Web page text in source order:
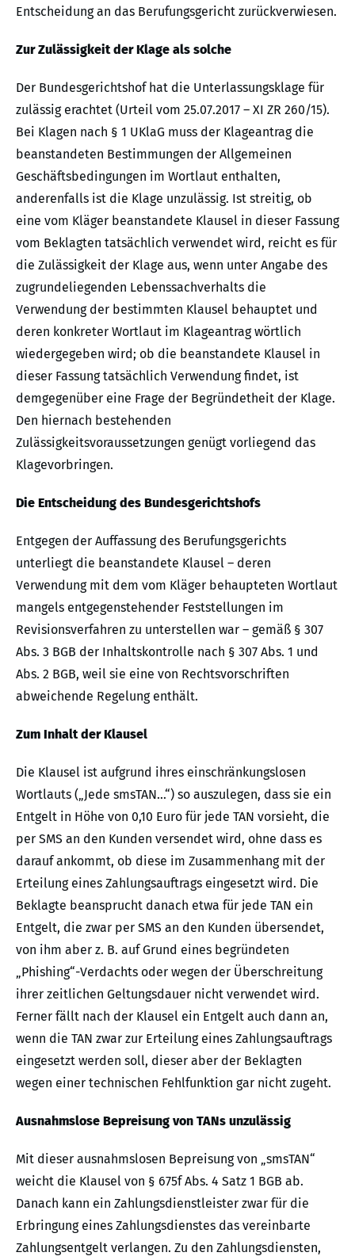
Entscheidung an das Berufungsgericht zurückverwiesen.
Zur Zulässigkeit der Klage als solche
Der Bundesgerichtshof hat die Unterlassungsklage für
zulässig erachtet (Urteil vom 25.07.2017 – XI ZR 260/15).
Bei Klagen nach § 1 UKlaG muss der Klageantrag die
beanstandeten Bestimmungen der Allgemeinen
Geschäftsbedingungen im Wortlaut enthalten,
anderenfalls ist die Klage unzulässig. Ist streitig, ob
eine vom Kläger beanstandete Klausel in dieser Fassung
vom Beklagten tatsächlich verwendet wird, reicht es für
die Zulässigkeit der Klage aus, wenn unter Angabe des
zugrundeliegenden Lebenssachverhalts die
Verwendung der bestimmten Klausel behauptet und
deren konkreter Wortlaut im Klageantrag wörtlich
wiedergegeben wird; ob die beanstandete Klausel in
dieser Fassung tatsächlich Verwendung findet, ist
demgegenüber eine Frage der Begründetheit der Klage.
Den hiernach bestehenden
Zulässigkeitsvoraussetzungen genügt vorliegend das
Klagevorbringen.
Die Entscheidung des Bundesgerichtshofs
Entgegen der Auffassung des Berufungsgerichts
unterliegt die beanstandete Klausel – deren
Verwendung mit dem vom Kläger behaupteten Wortlaut
mangels entgegenstehender Feststellungen im
Revisionsverfahren zu unterstellen war – gemäß § 307
Abs. 3 BGB der Inhaltskontrolle nach § 307 Abs. 1 und
Abs. 2 BGB, weil sie eine von Rechtsvorschriften
abweichende Regelung enthält.
Zum Inhalt der Klausel
Die Klausel ist aufgrund ihres einschränkungslosen
Wortlauts („Jede smsTAN…“) so auszulegen, dass sie ein
Entgelt in Höhe von 0,10 Euro für jede TAN vorsieht, die
per SMS an den Kunden versendet wird, ohne dass es
darauf ankommt, ob diese im Zusammenhang mit der
Erteilung eines Zahlungsauftrags eingesetzt wird. Die
Beklagte beansprucht danach etwa für jede TAN ein
Entgelt, die zwar per SMS an den Kunden übersendet,
von ihm aber z. B. auf Grund eines begründeten
„Phishing“-Verdachts oder wegen der Überschreitung
ihrer zeitlichen Geltungsdauer nicht verwendet wird.
Ferner fällt nach der Klausel ein Entgelt auch dann an,
wenn die TAN zwar zur Erteilung eines Zahlungsauftrags
eingesetzt werden soll, dieser aber der Beklagten
wegen einer technischen Fehlfunktion gar nicht zugeht.
Ausnahmslose Bepreisung von TANs unzulässig
Mit dieser ausnahmslosen Bepreisung von „smsTAN“
weicht die Klausel von § 675f Abs. 4 Satz 1 BGB ab.
Danach kann ein Zahlungsdienstleister zwar für die
Erbringung eines Zahlungsdienstes das vereinbarte
Zahlungsentgelt verlangen. Zu den Zahlungsdiensten,